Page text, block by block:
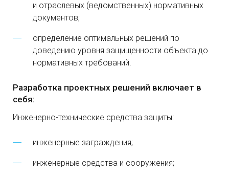
и отраслевых (ведомственных) нормативных
документов;
определение оптимальных решений по
доведению уровня защищенности объекта до
нормативных требований.
Разработка проектных решений включает в
себя:
Инженерно-технические средства защиты:
инженерные заграждения;
инженерные средства и сооружения;